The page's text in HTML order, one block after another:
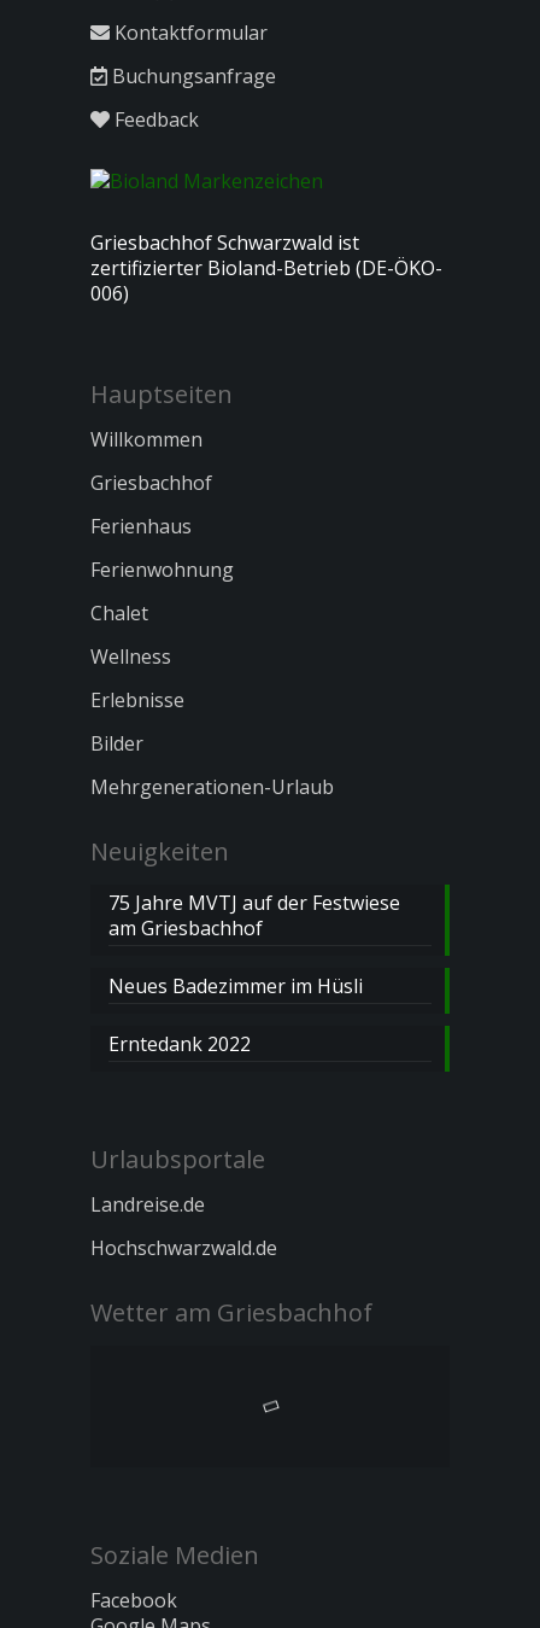
Kontaktformular
Buchungsanfrage
Feedback
Griesbachhof Schwarzwald ist
zertifizierter Bioland-Betrieb (DE-ÖKO-
006)
Hauptseiten
Willkommen
Griesbachhof
Ferienhaus
Ferienwohnung
Chalet
Wellness
Erlebnisse
Bilder
Mehrgenerationen-Urlaub
Neuigkeiten
75 Jahre MVTJ auf der Festwiese
am Griesbachhof
Neues Badezimmer im Hüsli
Erntedank 2022
Urlaubsportale
Landreise.de
Hochschwarzwald.de
Wetter am Griesbachhof
Soziale Medien
Facebook